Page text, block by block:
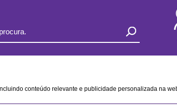
conteúdo relevante e publicidade personalizada na